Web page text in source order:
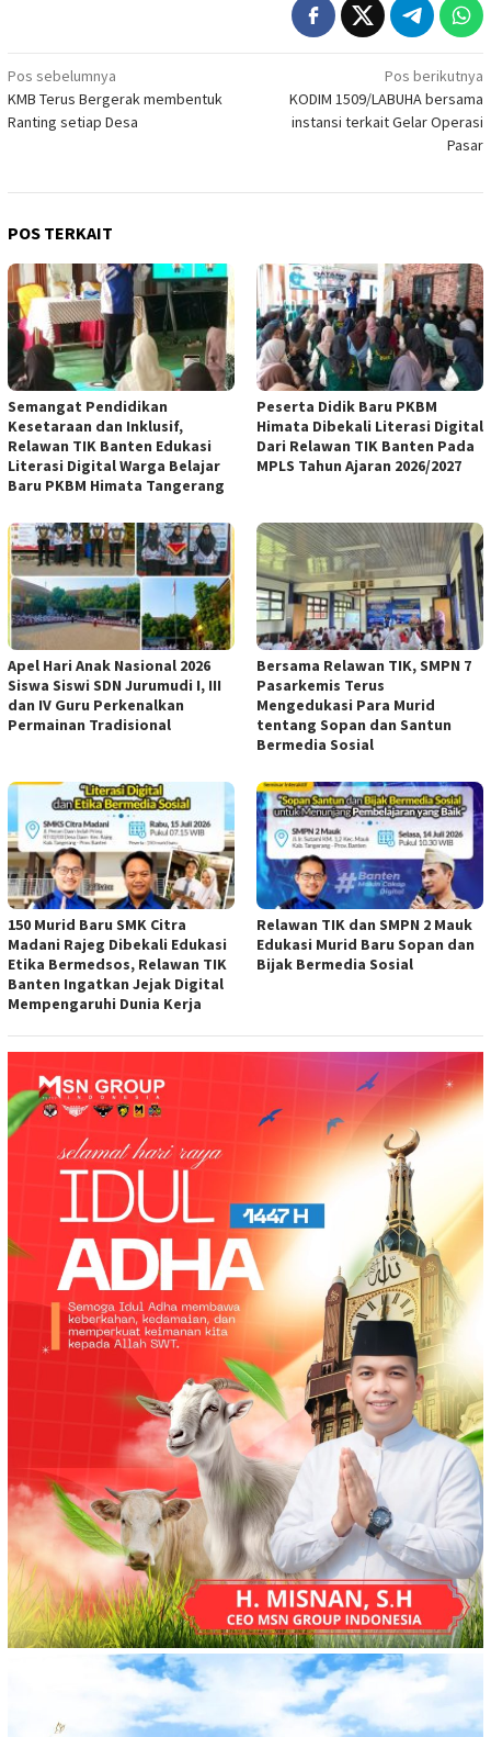
Navigasi
pos
Pos sebelumnya
KMB Terus Bergerak membentuk
Ranting setiap Desa
Pos berikutnya
KODIM 1509/LABUHA bersama
instansi terkait Gelar Operasi
Pasar
POS TERKAIT
Semangat Pendidikan
Kesetaraan dan Inklusif,
Relawan TIK Banten Edukasi
Literasi Digital Warga Belajar
Baru PKBM Himata Tangerang
Peserta Didik Baru PKBM
Himata Dibekali Literasi Digital
Dari Relawan TIK Banten Pada
MPLS Tahun Ajaran 2026/2027
Apel Hari Anak Nasional 2026
Siswa Siswi SDN Jurumudi I, III
dan IV Guru Perkenalkan
Permainan Tradisional
Bersama Relawan TIK, SMPN 7
Pasarkemis Terus
Mengedukasi Para Murid
tentang Sopan dan Santun
Bermedia Sosial
150 Murid Baru SMK Citra
Madani Rajeg Dibekali Edukasi
Etika Bermedsos, Relawan TIK
Banten Ingatkan Jejak Digital
Mempengaruhi Dunia Kerja
Relawan TIK dan SMPN 2 Mauk
Edukasi Murid Baru Sopan dan
Bijak Bermedia Sosial